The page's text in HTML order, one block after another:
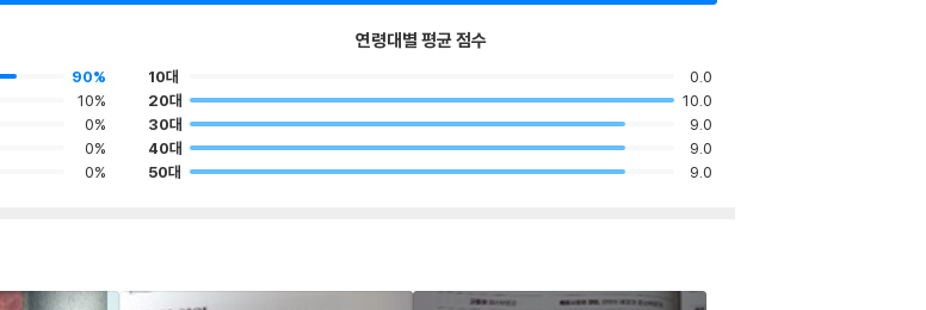
90%
10%
0%
0%
0%
연령대별 평균 점수
10대
0.0
20대
10.0
30대
9.0
40대
9.0
50대
9.0